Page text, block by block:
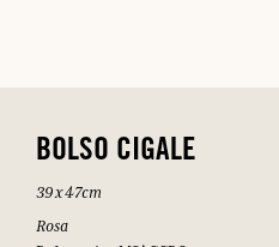
BOLSO CIGALE
39 x 47cm
Rosa